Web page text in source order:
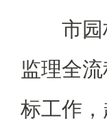
市
监理全
标工作